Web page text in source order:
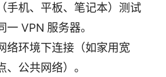
手机、平板、笔记本）测试
一 VPN 服务器。
络环境下连接（如家用宽
、公共网络）。